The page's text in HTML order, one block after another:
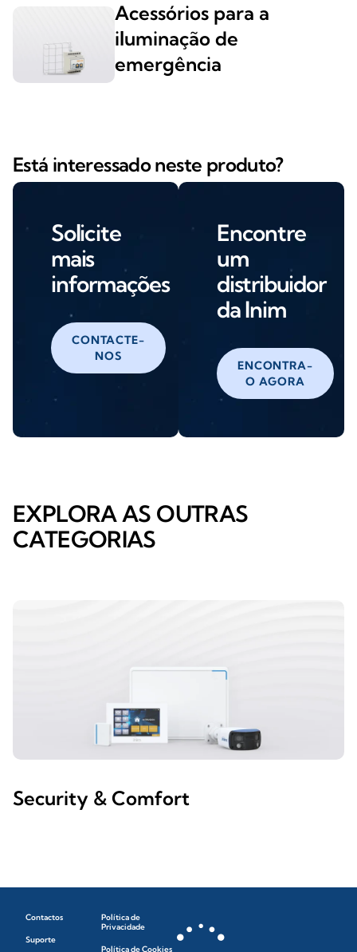
Acessórios para a
iluminação de
emergência
Está interessado neste produto?
Solicite
mais
informações
CONTACTE-
NOS
Encontre
um
distribuidor
da Inim
ENCONTRA-
O AGORA
EXPLORA AS OUTRAS
CATEGORIAS
Security & Comfort
Contactos
Suporte
Política de
Privacidade
Política de Cookies